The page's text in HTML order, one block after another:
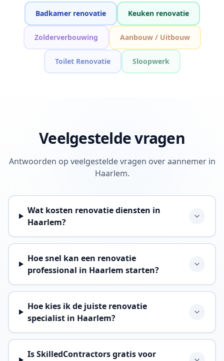
Badkamer renovatie Keuken renovatie
Zolderverbouwing Aanbouw / Uitbouw
Toilet Renovatie Sloopwerk
Veelgestelde vragen
Antwoorden op veelgestelde vragen over aannemer in
Haarlem.
Wat kosten renovatie diensten in
Haarlem?
Hoe snel kan een renovatie
professional in Haarlem starten?
Hoe kies ik de juiste renovatie
specialist in Haarlem?
Is SkilledContractors gratis voor